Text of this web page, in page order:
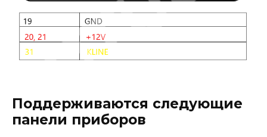
Поддерживаются следующие
панели приборов